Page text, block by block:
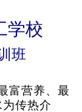
学校
班
富营养、最
传热介